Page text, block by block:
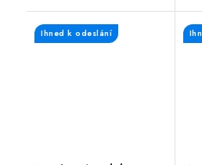
mm. Průměr komína 150
mm. Délka redukce 80
Ihned k odeslání